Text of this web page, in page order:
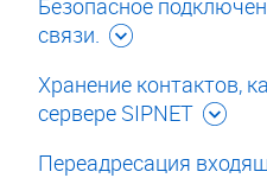
Безопасное
связи.
Хранение контактов,
сервере SIPNET
Переадресация